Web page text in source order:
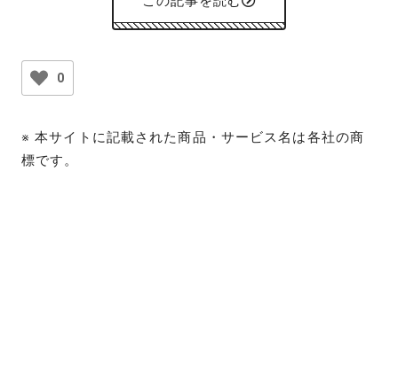
0
※ 本サイトに記載された商品・サービス名は各社の商
標です。